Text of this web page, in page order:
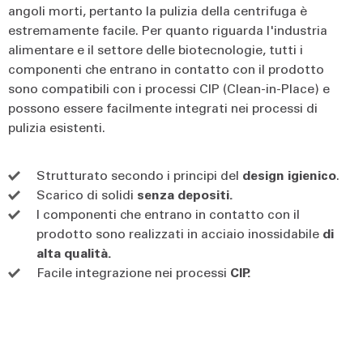
angoli morti, pertanto la pulizia della centrifuga è
estremamente facile. Per quanto riguarda l'industria
alimentare e il settore delle biotecnologie, tutti i
componenti che entrano in contatto con il prodotto
sono compatibili con i processi CIP (Clean-in-Place) e
possono essere facilmente integrati nei processi di
pulizia esistenti.
Strutturato secondo i principi del design igienico.
Scarico di solidi senza depositi.
I componenti che entrano in contatto con il
prodotto sono realizzati in acciaio inossidabile di
alta qualità.
Facile integrazione nei processi CIP.